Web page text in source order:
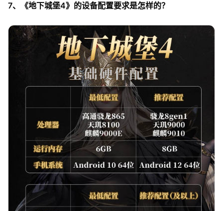
7、《地下城堡4》的设备配置要求是怎样的？